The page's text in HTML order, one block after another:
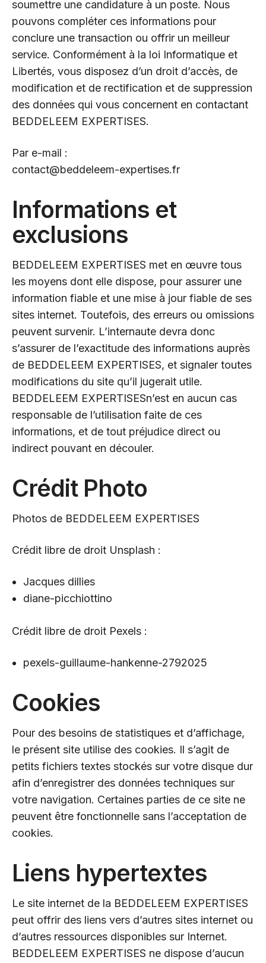
soumettre une candidature à un poste. Nous
pouvons compléter ces informations pour
conclure une transaction ou offrir un meilleur
service. Conformément à la loi Informatique et
Libertés, vous disposez d’un droit d’accès, de
modification et de rectification et de suppression
des données qui vous concernent en contactant
BEDDELEEM EXPERTISES.
Par e-mail :
contact@beddeleem-expertises.fr
Informations et
exclusions
BEDDELEEM EXPERTISES met en œuvre tous
les moyens dont elle dispose, pour assurer une
information fiable et une mise à jour fiable de ses
sites internet. Toutefois, des erreurs ou omissions
peuvent survenir. L’internaute devra donc
s’assurer de l’exactitude des informations auprès
de BEDDELEEM EXPERTISES, et signaler toutes
modifications du site qu’il jugerait utile.
BEDDELEEM EXPERTISESn’est en aucun cas
responsable de l’utilisation faite de ces
informations, et de tout préjudice direct ou
indirect pouvant en découler.
Crédit Photo
Photos de BEDDELEEM EXPERTISES
Crédit libre de droit Unsplash :
Jacques dillies
diane-picchiottino
Crédit libre de droit Pexels :
pexels-guillaume-hankenne-2792025
Cookies
Pour des besoins de statistiques et d’affichage,
le présent site utilise des cookies. Il s’agit de
petits fichiers textes stockés sur votre disque dur
afin d’enregistrer des données techniques sur
votre navigation. Certaines parties de ce site ne
peuvent être fonctionnelle sans l’acceptation de
cookies.
Liens hypertextes
Le site internet de la BEDDELEEM EXPERTISES
peut offrir des liens vers d’autres sites internet ou
d’autres ressources disponibles sur Internet.
BEDDELEEM EXPERTISES ne dispose d’aucun